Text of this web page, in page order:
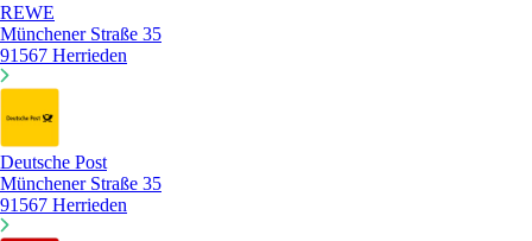
REWE
Münchener Straße 35
91567 Herrieden
Deutsche Post
Münchener Straße 35
91567 Herrieden